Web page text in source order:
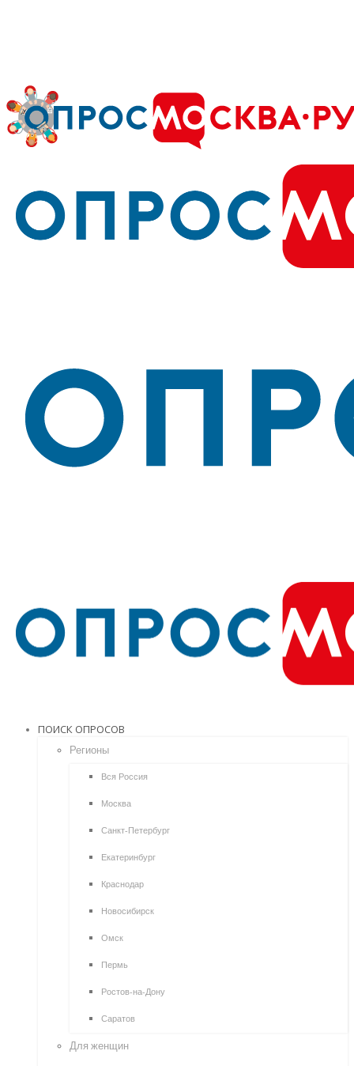
ПОИСК ОПРОСОВ
Регионы
Вся Россия
Москва
Санкт-Петербург
Екатеринбург
Краснодар
Новосибирск
Омск
Пермь
Ростов-на-Дону
Саратов
Для женщин